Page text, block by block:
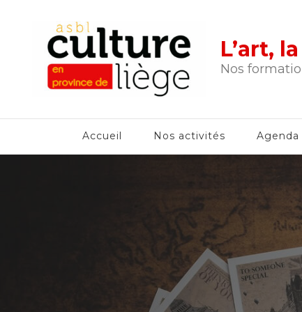
L’art,
Nos
Accueil Nos activités Agenda